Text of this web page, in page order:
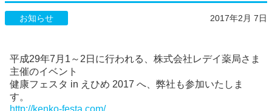
お知らせ 2017年2月 7日
平成29年7月1～2日に行われる、株式会社レデイ薬局さま
主催のイベント
健康フェスタ in えひめ 2017 へ、弊社も参加いたしま
す。
http://kenko-festa.com/